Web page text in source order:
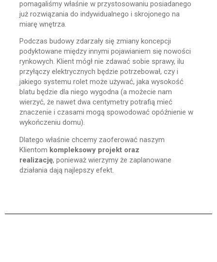
pomagaliśmy właśnie w przystosowaniu posiadanego
już rozwiązania do indywidualnego i skrojonego na
miarę wnętrza.
Podczas budowy zdarzały się zmiany koncepcji
podyktowane między innymi pojawianiem się nowości
rynkowych. Klient mógł nie zdawać sobie sprawy, ilu
przyłączy elektrycznych będzie potrzebował, czy i
jakiego systemu rolet może używać, jaka wysokość
blatu będzie dla niego wygodna (a możecie nam
wierzyć, że nawet dwa centymetry potrafią mieć
znaczenie i czasami mogą spowodować opóźnienie w
wykończeniu domu).
Dlatego właśnie chcemy zaoferować naszym
Klientom kompleksowy projekt oraz
realizację, ponieważ wierzymy że zaplanowane
działania dają najlepszy efekt.